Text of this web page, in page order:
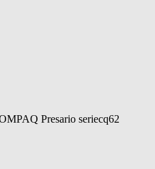
Presario seriecq62